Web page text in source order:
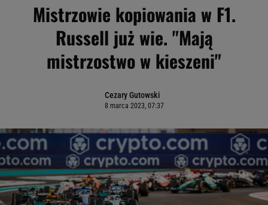
Mistrzowie kopiowania w F1.
Russell już wie. "Mają
mistrzostwo w kieszeni"
Cezary Gutowski
8 marca 2023, 07:37